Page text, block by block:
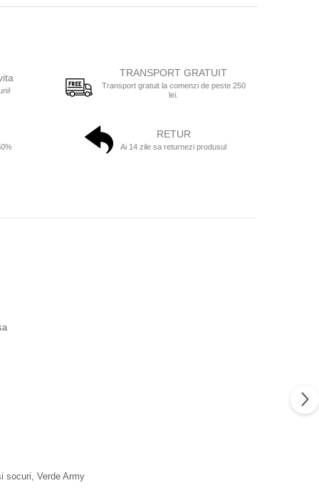
TRANSPORT GRATUIT
Transport gratuit la comenzi de peste 250
lei.
RETUR
Ai 14 zile sa returnezi produsul
socuri, Verde Army